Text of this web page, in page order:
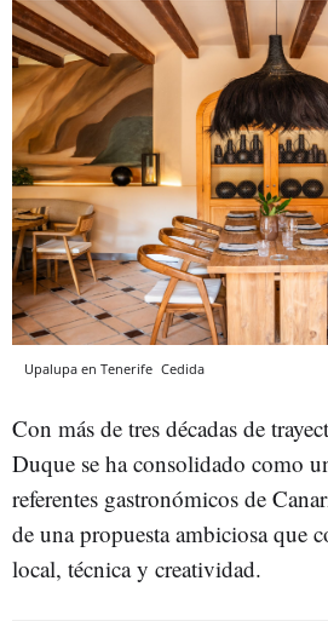
Upalupa en Tenerife Cedida
Con más de tres décadas de
Duque se ha consolidado como
referentes gastronómicos de
de una propuesta ambiciosa que
local, técnica y creatividad.